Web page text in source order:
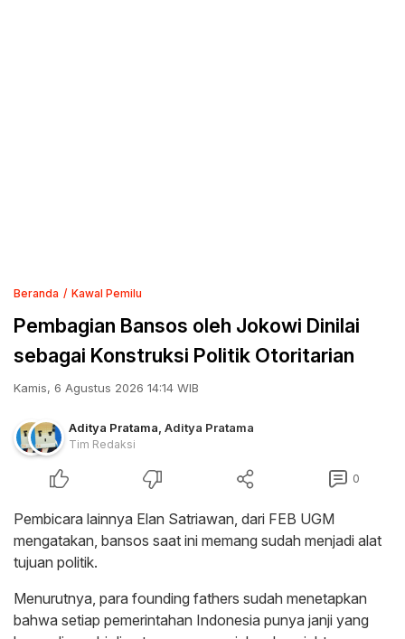
Beranda Kawal Pemilu
Pembagian Bansos oleh Jokowi Dinilai
sebagai Konstruksi Politik Otoritarian
Kamis, 6 Agustus 2026 14:14 WIB
Aditya Pratama Aditya Pratama
Tim Redaksi
0
Pembicara lainnya Elan Satriawan, dari FEB UGM
mengatakan, bansos saat ini memang sudah menjadi alat
tujuan politik.
Menurutnya, para founding fathers sudah menetapkan
bahwa setiap pemerintahan Indonesia punya janji yang